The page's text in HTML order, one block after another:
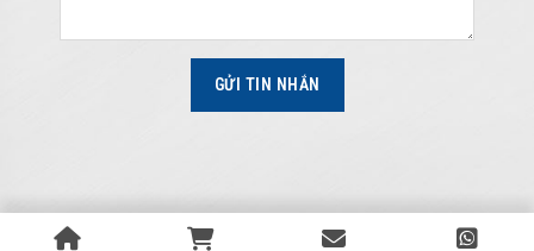
GỬI TIN NHẮN